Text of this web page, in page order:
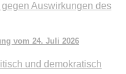
Auswirkungen des
vom 24. Juli 2026
und demokratisch